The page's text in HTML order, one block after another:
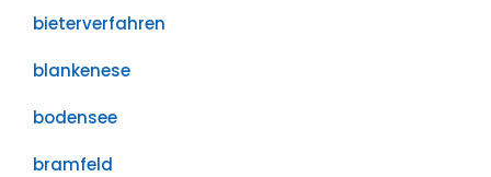
bieterverfahren
blankenese
bodensee
bramfeld